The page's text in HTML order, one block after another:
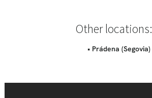
Other locations:
• Prádena (Segovia)